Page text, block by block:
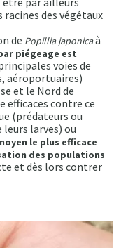
des végétaux
de Popillia japonicaà
piégeage est
voies de
aéroportuaires)
et le Nord de
efficaces contre ce
(prédateurs ou
leurs larves) ou
le plus efficace
des populations
et dès lors contrer